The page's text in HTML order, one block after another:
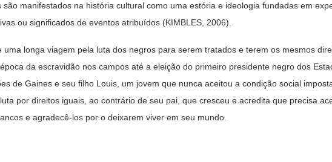
são manifestados na história cultural como uma estória e ideologia fundadas em
ou significados de eventos atribuídos (KIMBLES, 2006).
uma longa viagem pela luta dos negros para serem tratados e terem os mesmos
da escravidão nos campos até a eleição do primeiro presidente negro dos
de Gaines e seu filho Louis, um jovem que nunca aceitou a condição social
por direitos iguais, ao contrário de seu pai, que cresceu e acredita que precisa
e agradecê-los por o deixarem viver em seu mundo.